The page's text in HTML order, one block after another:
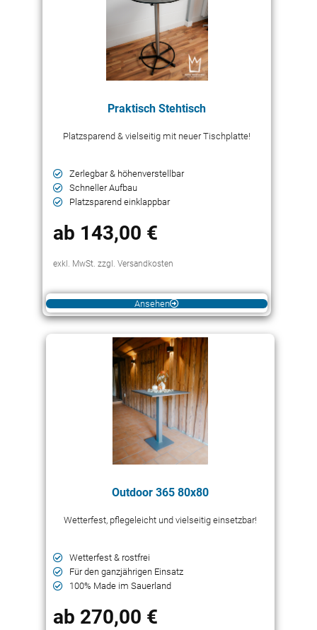
Praktisch Stehtisch
Platzsparend & vielseitig mit neuer Tischplatte!
Zerlegbar & höhenverstellbar
Schneller Aufbau
Platzsparend einklappbar
ab 143,00 €
exkl. MwSt. zzgl. Versandkosten
Ansehen
Outdoor 365 80x80
Wetterfest, pflegeleicht und vielseitig einsetzbar!
Wetterfest & rostfrei
Für den ganzjährigen Einsatz
100% Made im Sauerland
ab 270,00 €